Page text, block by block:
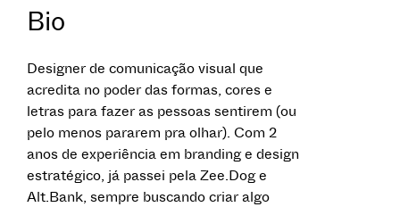
Bio
Designer de comunicação visual que
acredita no poder das formas, cores e
letras para fazer as pessoas sentirem (ou
pelo menos pararem pra olhar). Com 2
anos de experiência em branding e design
estratégico, já passei pela Zee.Dog e
Alt.Bank, sempre buscando criar algo